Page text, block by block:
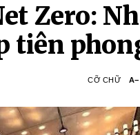
Zero:
tiên
CỠ CHỮ A−